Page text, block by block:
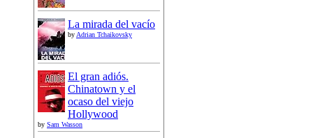
La mirada del vacío
byAdrian Tchaikovsky
El gran adiós.
Chinatown y el
ocaso del viejo
Hollywood
by Sam Wasson